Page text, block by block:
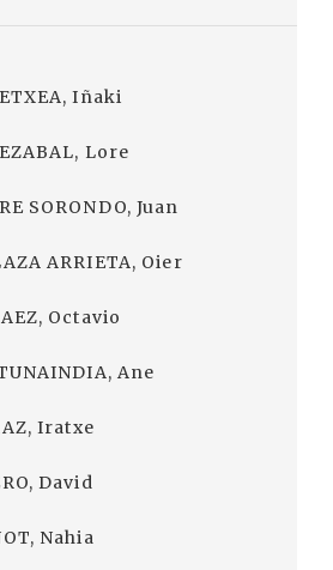
Iñaki
Lore
SORONDO, Juan
ARRIETA, Oier
Octavio
Ane
Iratxe
David
Nahia